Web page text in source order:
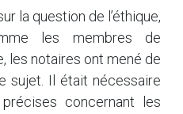
la question de l’éthique,
les membres de
les notaires ont mené de
sujet. Il était nécessaire
concernant les